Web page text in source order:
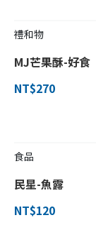
禮和物
MJ芒果酥-好食
NT$270
食品
民星-魚露
NT$120